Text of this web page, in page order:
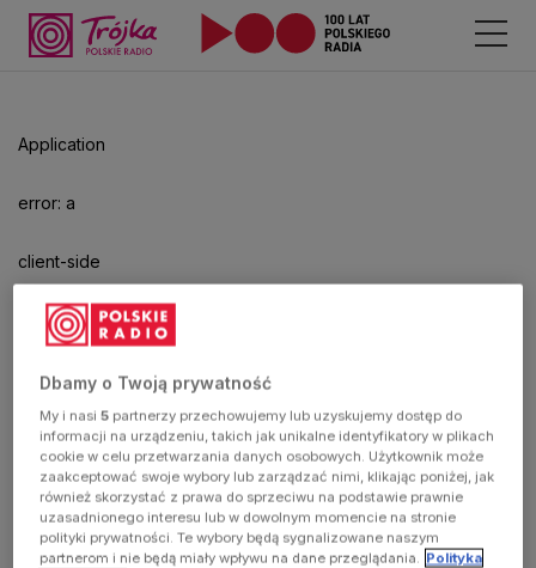
Application
error: a
client-side
exception
has
occurred
(see the
browser
aby
odtwarzać.
Dbamy o Twoją prywatność
My i nasi5 partnerzy przechowujemy lub uzyskujemy dostęp do
informacji na urządzeniu, takich jak unikalne identyfikatory w plikach
cookie w celu przetwarzania danych osobowych. Użytkownik może
zaakceptować swoje wybory lub zarządzać nimi, klikając poniżej, jak
również skorzystać z prawa do sprzeciwu na podstawie prawnie
uzasadnionego interesu lub w dowolnym momencie na stronie
polityki prywatności. Te wybory będą sygnalizowane naszym
partnerom i nie będą miały wpływu na dane przeglądania. Polityka